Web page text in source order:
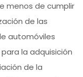
menos de cumplir
de las
automóviles
la adquisición
de la